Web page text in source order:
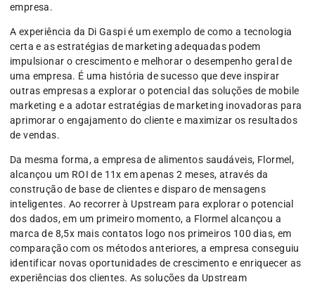
empresa.
A experiência da Di Gaspi é um exemplo de como a tecnologia
certa e as estratégias de marketing adequadas podem
impulsionar o crescimento e melhorar o desempenho geral de
uma empresa. É uma história de sucesso que deve inspirar
outras empresas a explorar o potencial das soluções de mobile
marketing e a adotar estratégias de marketing inovadoras para
aprimorar o engajamento do cliente e maximizar os resultados
de vendas.
Da mesma forma, a empresa de alimentos saudáveis, Flormel,
alcançou um ROI de 11x em apenas 2 meses, através da
construção de base de clientes e disparo de mensagens
inteligentes. Ao recorrer à Upstream para explorar o potencial
dos dados, em um primeiro momento, a Flormel alcançou a
marca de 8,5x mais contatos logo nos primeiros 100 dias, em
comparação com os métodos anteriores, a empresa conseguiu
identificar novas oportunidades de crescimento e enriquecer as
experiências dos clientes. As soluções da Upstream